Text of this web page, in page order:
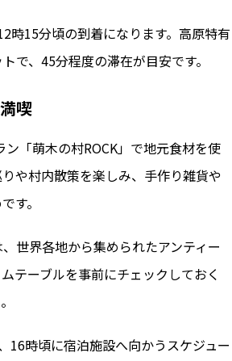
時15分頃の到着になります。高原特有
で、45分程度の滞在が目安です。
喫
「萌木の村ROCK」で地元食材を使
や村内散策を楽しみ、手作り雑貨や
す。
世界各地から集められたアンティー
テーブルを事前にチェックしておく
16時頃に宿泊施設へ向かうスケジュー